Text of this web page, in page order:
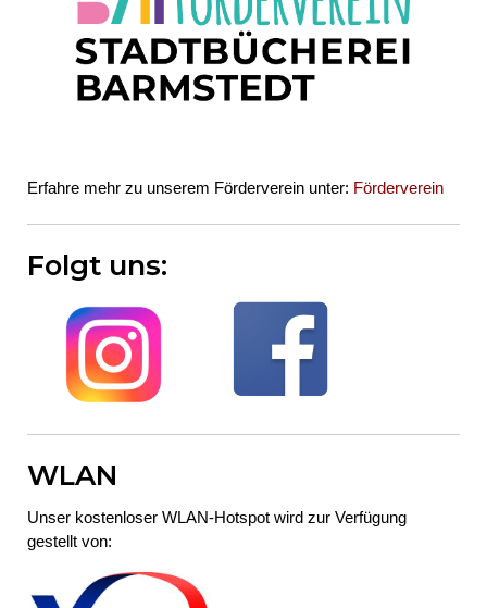
Erfahre mehr zu unserem Förderverein unter: Förderverein
Folgt uns:
WLAN
Unser kostenloser WLAN-Hotspot wird zur Verfügung
gestellt von: